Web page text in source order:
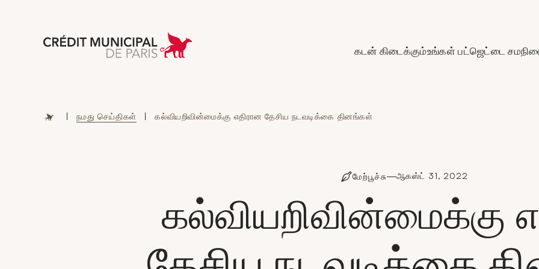
Aller à l'accueil de Crédit Municipal de Paris
கடன் கிடைக்கும்உங்கள் பட்ஜெட்டை
| நமது செய்திகள் | கல்வியறிவின்மைக்கு எதிரான தேசிய நடவடிக்கை தினங்கள்
மேற்பூச்சு ஆகஸ்ட் 31, 2022
கல்வியறிவின்மைக்கு